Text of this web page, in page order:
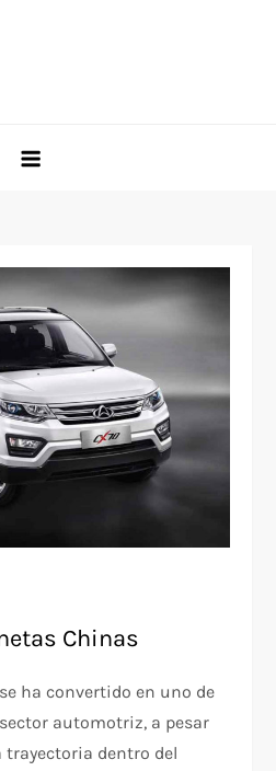
Chinas
ha convertido en uno de
automotriz, a pesar
trayectoria dentro del